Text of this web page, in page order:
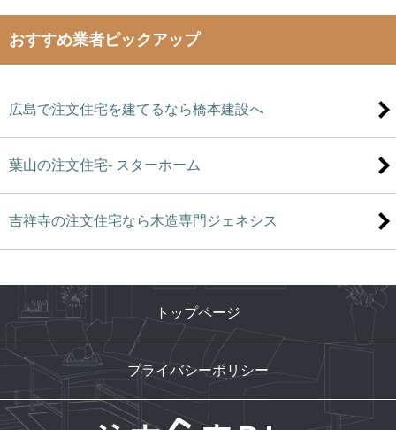
おすすめ業者ピックアップ
広島で注文住宅を建てるなら橋本建設へ
葉山の注文住宅- スターホーム
吉祥寺の注文住宅なら木造専門ジェネシス
トップページ
プライバシーポリシー